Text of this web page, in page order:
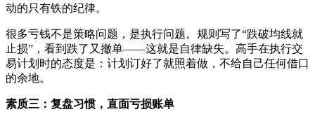
动的只有铁的纪律。
很多亏钱不是策略问题，是执行问题。规则写了“跌破均线就
止损”，看到跌了又撤单——这就是自律缺失。高手在执行交
易计划时的态度是：计划订好了就照着做，不给自己任何借口
的余地。
素质三：复盘习惯，直面亏损账单